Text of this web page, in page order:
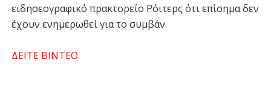
ειδησεογραφικό πρακτορείο Ρόιτερς ότι επίσημα δεν
έχουν ενημερωθεί για το συμβάν.
ΔΕΙΤΕ ΒΙΝΤΕΟ